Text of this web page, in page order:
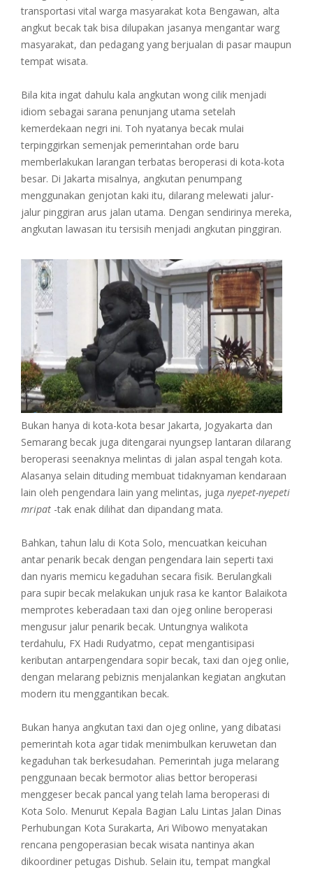
transportasi vital warga masyarakat kota Bengawan, alta
angkut becak tak bisa dilupakan jasanya mengantar warg
masyarakat, dan pedagang yang berjualan di pasar maupun
tempat wisata.
Bila kita ingat dahulu kala angkutan wong cilik menjadi
idiom sebagai sarana penunjang utama setelah
kemerdekaan negri ini. Toh nyatanya becak mulai
terpinggirkan semenjak pemerintahan orde baru
memberlakukan larangan terbatas beroperasi di kota-kota
besar. Di Jakarta misalnya, angkutan penumpang
menggunakan genjotan kaki itu, dilarang melewati jalur-
jalur pinggiran arus jalan utama. Dengan sendirinya mereka,
angkutan lawasan itu tersisih menjadi angkutan pinggiran.
Bukan hanya di kota-kota besar Jakarta, Jogyakarta dan
Semarang becak juga ditengarai nyungsep lantaran dilarang
beroperasi seenaknya melintas di jalan aspal tengah kota.
Alasanya selain dituding membuat tidaknyaman kendaraan
lain oleh pengendara lain yang melintas, juga nyepet-nyepeti
mripat -tak enak dilihat dan dipandang mata.
Bahkan, tahun lalu di Kota Solo, mencuatkan keicuhan
antar penarik becak dengan pengendara lain seperti taxi
dan nyaris memicu kegaduhan secara fisik. Berulangkali
para supir becak melakukan unjuk rasa ke kantor Balaikota
memprotes keberadaan taxi dan ojeg online beroperasi
mengusur jalur penarik becak. Untungnya walikota
terdahulu, FX Hadi Rudyatmo, cepat mengantisipasi
keributan antarpengendara sopir becak, taxi dan ojeg onlie,
dengan melarang pebiznis menjalankan kegiatan angkutan
modern itu menggantikan becak.
Bukan hanya angkutan taxi dan ojeg online, yang dibatasi
pemerintah kota agar tidak menimbulkan keruwetan dan
kegaduhan tak berkesudahan. Pemerintah juga melarang
penggunaan becak bermotor alias bettor beroperasi
menggeser becak pancal yang telah lama beroperasi di
Kota Solo. Menurut Kepala Bagian Lalu Lintas Jalan Dinas
Perhubungan Kota Surakarta, Ari Wibowo menyatakan
rencana pengoperasian becak wisata nantinya akan
dikoordiner petugas Dishub. Selain itu, tempat mangkal